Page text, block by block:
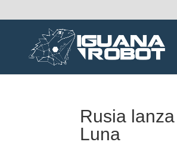
Rusia
Luna